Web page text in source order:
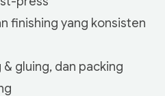
finishing yang konsisten
gluing, dan packing